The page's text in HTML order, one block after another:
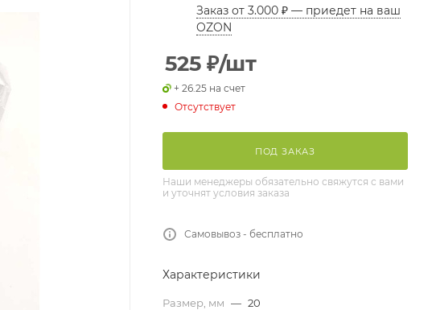
Заказ от 3.000 ₽ — приедет на ваш
OZON
525 ₽/шт
+ 26.25 на счет
Отсутствует
ПОД ЗАКАЗ
Наши менеджеры обязательно свяжутся с вами
и уточнят условия заказа
Самовывоз - бесплатно
Характеристики
Размер, мм — 20